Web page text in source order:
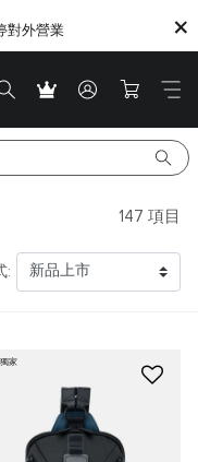
對外營業
147 項目
:
家